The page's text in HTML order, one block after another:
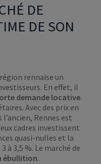
DE
DE SON
rennaise un
En effet, il
demande locative.
Avec des prix en
Rennes est
cadres investissent
quasi-nulles et la
à 3,5 %. Le marché de
ébullition.